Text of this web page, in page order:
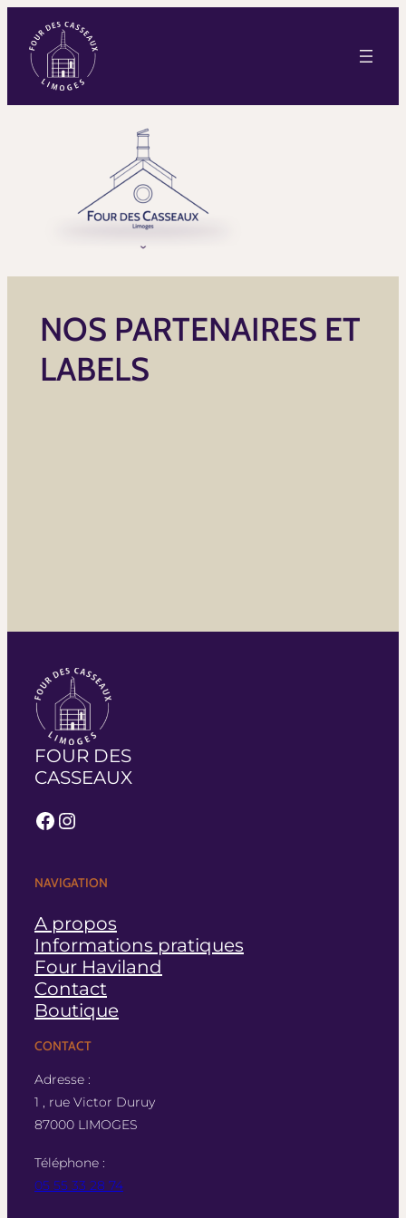
NOS PARTENAIRES ET
LABELS
FOUR DES
CASSEAUX
Facebook
Instagram
NAVIGATION
A propos
Informations pratiques
Four Haviland
Contact
Boutique
CONTACT
Adresse :
1 , rue Victor Duruy
87000 LIMOGES
Téléphone :
05 55 33 28 74